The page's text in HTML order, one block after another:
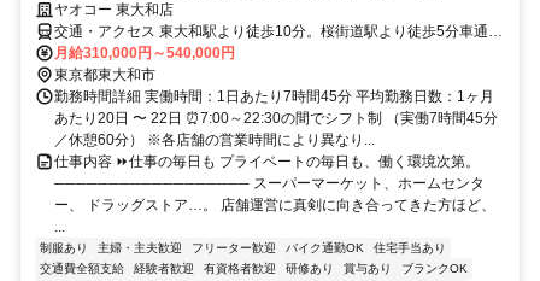
ヤオコー 東大和店
交通・アクセス 東大和駅より徒歩10分。桜街道駅より徒歩5分車通勤
OKバイク通勤 OK自転車通勤 OK
月給310,000円～540,000円
東京都東大和市
勤務時間詳細 実働時間：1日あたり7時間45分 平均勤務日数：1ヶ月
あたり20日 〜 22日 ⏰7:00～22:30の間でシフト制 （実働7時間45分
／休憩60分） ※各店舗の営業時間により異なり...
仕事内容 ⏩仕事の毎日も プライベートの毎日も、働く環境次第。
────────────────── スーパーマーケット、ホームセンタ
ー、 ドラッグストア…。 店舗運営に真剣に向き合ってきた方ほど、
...
制服あり 主婦・主夫歓迎 フリーター歓迎 バイク通勤OK
住宅手当あり
交通費全額支給
経験者歓迎 有資格者歓迎 研修あり 賞与あり
ブランクOK